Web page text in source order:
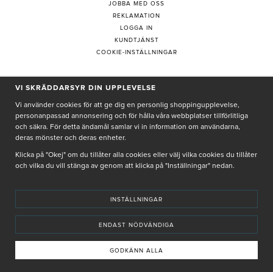
LÄGG I VARUKORG
JOBBA MED OSS
REKLAMATION
LOGGA IN
KUNDTJÄNST
COOKIE-INSTÄLLNINGAR
PRENUMERERA PÅ NYHETSBREV
Genom att ge min e-post, accepterar jag Seth och Sallyintegritetspolicy
De uppgifter du matar in kommer endast användas till våra nyhetsbrev.
INNEHÅLLET OCH REKOMMENDATIONERNA PÅ DENNA SIDA ÄR FRAMTAGNA OCH GRANSKADE
AV VÅRA AUKTORISERADE HUDTERAPEUTER.
VI SKRÄDDARSYR DIN UPPLEVELSE
Vi använder cookies för att ge dig en personlig shoppingupplevelse,
personanpassad annonsering och för hålla våra webbplatser tillförlitliga
och säkra. För detta ändamål samlar vi in information om användarna,
deras mönster och deras enheter.
Klicka på "Okej" om du tillåter alla cookies eller välj vilka cookies du tillåter
och vilka du vill stänga av genom att klicka på "Inställningar" nedan.
INSTÄLLNINGAR
ENDAST NÖDVÄNDIGA
GODKÄNN ALLA